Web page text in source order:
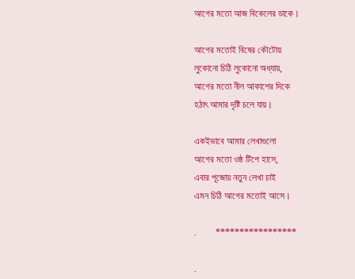
আগের মতো আজ বিকেলের ডাকে।
আগের মতোই বিষের কৌটোয়
লুকোনো চিঠি লুকোনো অধ্যায়,
আগের মতো নীল আকাশের দিকে
হঠাৎ আমার দৃষ্টি চলে যায়।
একইভাবে আমার লেখাগুলো
আগের মতো ওষ্ঠ টিপে হাসে,
এবার পূজোয় নতুন লেখা চাই
এমন চিঠি আগের মতোই আসে।
. *****************